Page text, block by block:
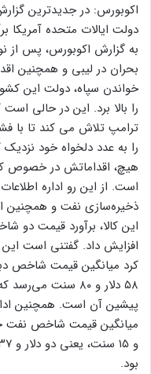
اکوبورس: در جدیدترین
دولت ایالات متحده آمریکا
به گزارش اکوبورس، پس از
بحران در لیبی و همچنین
خواندن سپاه، دولت این
را بالا برد. این در حالی
ترامپ تلاش می کند تا با
را به عدد دلخواه خود نزدیک
هیچ، اقداماتش در
است. از این رو اداره
ذخیره‌سازی نفت و همچنین
این کالا، برآورد قیمت دو
افزایش داد. گفتنی است
پیشین آن است. همچنین
بود.